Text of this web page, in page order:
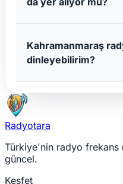
Kahramanmaraş
dinleyebilirim?
Radyotara
Türkiye'nin radyo frekans
güncel.
Keşfet